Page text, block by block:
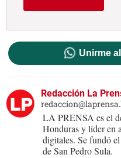
Unirme
Redacción La
LA PRENSA es el
Honduras y líder en
digitales. Se fundó
de San Pedro Sula.